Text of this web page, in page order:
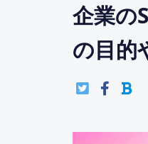
企業の
の目的